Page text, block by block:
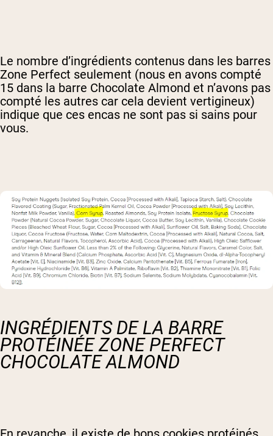
Le nombre d’ingrédients contenus dans les barres
Zone Perfect seulement (nous en avons compté
15 dans la barre Chocolate Almond et n’avons pas
compté les autres car cela devient vertigineux)
indique que ces encas ne sont pas si sains pour
vous.
INGRÉDIENTS DE LA BARRE
PROTÉINÉE ZONE PERFECT
CHOCOLATE ALMOND